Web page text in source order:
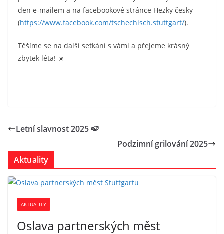
den e-mailem a na facebookové stránce Hezky česky
(https://www.facebook.com/tschechisch.stuttgart/).
Těšíme se na další setkání s vámi a přejeme krásný
zbytek léta! ☀️
Letní slavnost 2025 🍉
Podzimní grilování 2025
Aktuality
AKTUALITY
Oslava partnerských měst